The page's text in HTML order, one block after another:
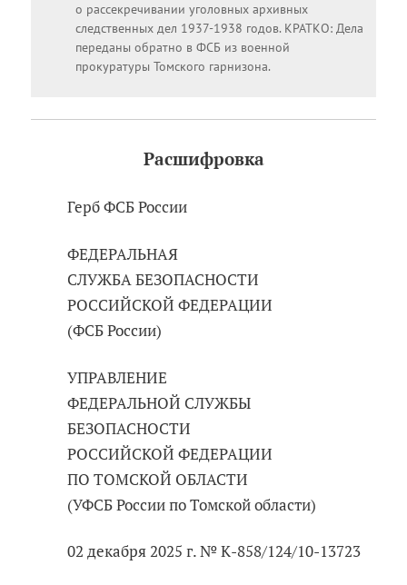
о рассекречивании уголовных архивных
следственных дел 1937-1938 годов. КРАТКО: Дела
переданы обратно в ФСБ из военной
прокуратуры Томского гарнизона.
Расшифровка
Герб ФСБ России
ФЕДЕРАЛЬНАЯ
СЛУЖБА БЕЗОПАСНОСТИ
РОССИЙСКОЙ ФЕДЕРАЦИИ
(ФСБ России)
УПРАВЛЕНИЕ
ФЕДЕРАЛЬНОЙ СЛУЖБЫ
БЕЗОПАСНОСТИ
РОССИЙСКОЙ ФЕДЕРАЦИИ
ПО ТОМСКОЙ ОБЛАСТИ
(УФСБ России по Томской области)
02 декабря 2025 г. № К-858/124/10-13723